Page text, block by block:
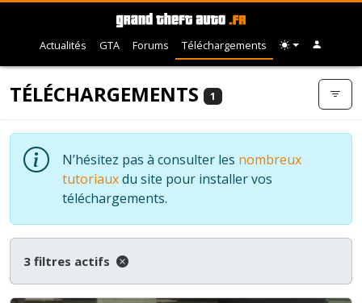
Actualités GTA Forums Téléchargements
TÉLÉCHARGEMENTS 1
N’hésitez pas à consulter les nombreux
tutoriauxdu site pour installer vos
téléchargements.
3 filtres actifs